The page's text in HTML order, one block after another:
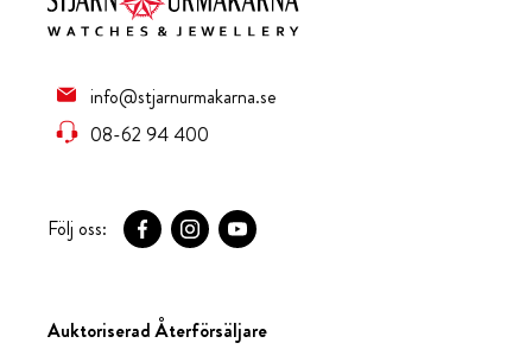
info@stjarnurmakarna.se
08-62 94 400
Följ oss:
Auktoriserad Återförsäljare